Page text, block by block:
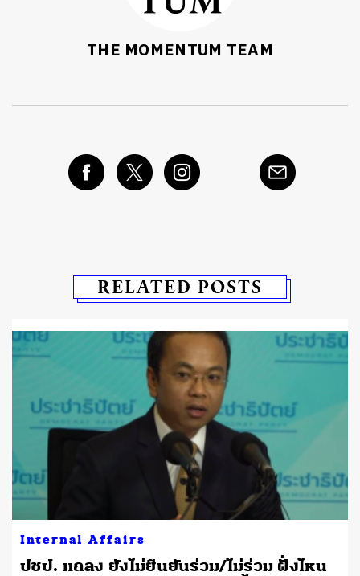
THE MOMENTUM TEAM
RELATED POSTS
Internal Affairs
ปชป. แถลง ยังไม่ยืนยันร่วม/ไม่ร่วม ฝั่งไหน